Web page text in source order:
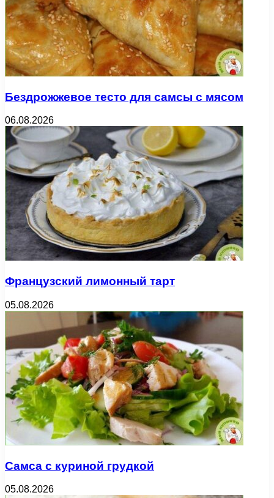
Бездрожжевое тесто для самсы с мясом
06.08.2026
Французский лимонный тарт
05.08.2026
Самса с куриной грудкой
05.08.2026